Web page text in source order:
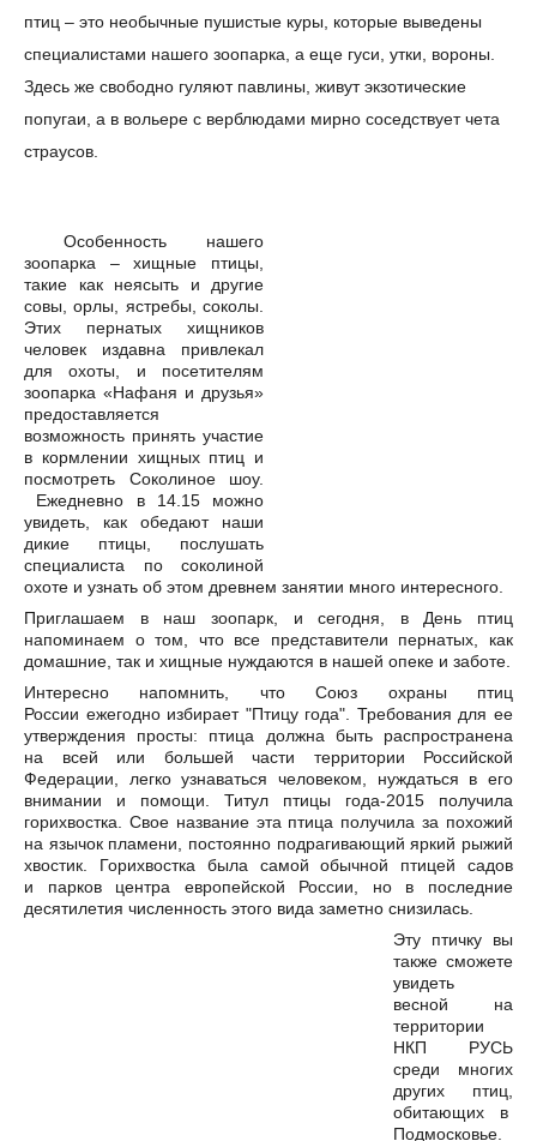
птиц – это необычные пушистые куры, которые выведены
специалистами нашего зоопарка, а еще гуси, утки, вороны.
Здесь же свободно гуляют павлины, живут экзотические
попугаи, а в вольере с верблюдами мирно соседствует чета
страусов.
Особенность нашего
зоопарка – хищные птицы,
такие как неясыть и другие
совы, орлы, ястребы, соколы.
Этих пернатых хищников
человек издавна привлекал
для охоты, и посетителям
зоопарка «Нафаня и друзья»
предоставляется
возможность принять участие
в кормлении хищных птиц и
посмотреть Соколиное шоу.
Ежедневно в 14.15 можно
увидеть, как обедают наши
дикие птицы, послушать
специалиста по соколиной
охоте и узнать об этом древнем занятии много интересного.
Приглашаем в наш зоопарк, и сегодня, в День птиц
напоминаем о том, что все представители пернатых, как
домашние, так и хищные нуждаются в нашей опеке и заботе.
Интересно напомнить, что Союз охраны птиц
России ежегодно избирает "Птицу года". Требования для ее
утверждения просты: птица должна быть распространена
на всей или большей части территории Российской
Федерации, легко узнаваться человеком, нуждаться в его
внимании и помощи. Титул птицы года-2015 получила
горихвостка. Свое название эта птица получила за похожий
на язычок пламени, постоянно подрагивающий яркий рыжий
хвостик. Горихвостка была самой обычной птицей садов
и парков центра европейской России, но в последние
десятилетия численность этого вида заметно снизилась.
Эту птичку вы
также сможете
увидеть
весной на
территории
НКП РУСЬ
среди многих
других птиц,
обитающих в
Подмосковье.